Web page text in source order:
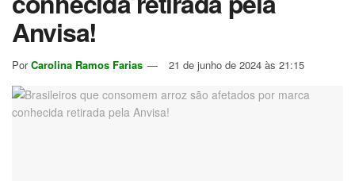
Anvisa!
Por Carolina Ramos Farias 21 de junho de 2024 às 21:15